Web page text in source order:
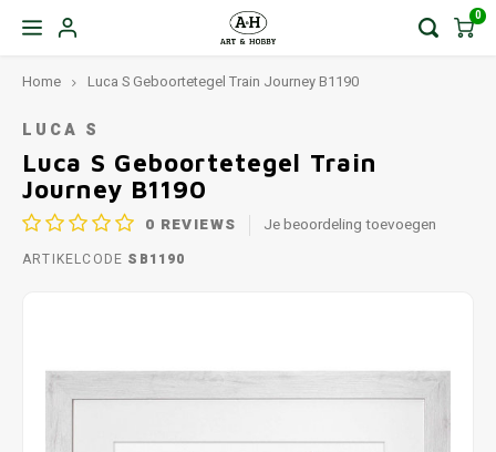
0
Home Luca S Geboortetegel Train Journey B1190
LUCA S
Luca S Geboortetegel Train
Journey B1190
0 REVIEWS Je beoordeling toevoegen
ARTIKELCODE SB1190